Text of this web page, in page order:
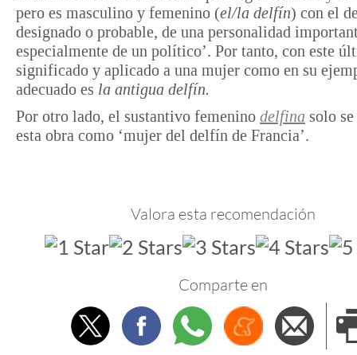
pero es masculino y femenino (el/la delfín) con el
designado o probable, de una personalidad
especialmente de un político’. Por tanto, con este
significado y aplicado a una mujer como en su
adecuado es la antigua delfín.
Por otro lado, el sustantivo femenino delfina solo
esta obra como ‘mujer del delfín de Francia’.
Valora esta recomendación
Comparte en
TwitterFacebookWhatsappMenéame